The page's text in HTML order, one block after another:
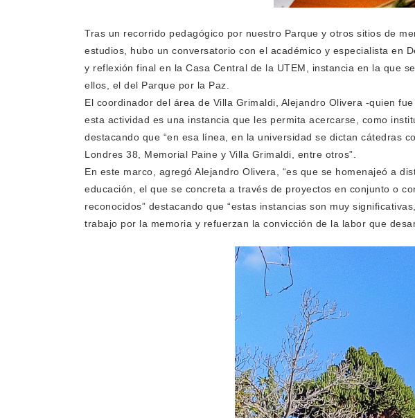
Tras un recorrido pedagógico por nuestro Parque y otros sitios de
estudios, hubo un conversatorio con el académico y especialista en
y reflexión final en la Casa Central de la UTEM, instancia en la que
ellos, el del Parque por la Paz.
El coordinador del área de Villa Grimaldi, Alejandro Olivera -quien
esta actividad es una instancia que les permita acercarse, como
destacando que “en esa línea, en la universidad se dictan cátedras
Londres 38, Memorial Paine y Villa Grimaldi, entre otros”.
En este marco, agregó Alejandro Olivera, “es que se homenajeó a
educación, el que se concreta a través de proyectos en conjunto o
reconocidos” destacando que “estas instancias son muy
trabajo por la memoria y refuerzan la convicción de la labor que